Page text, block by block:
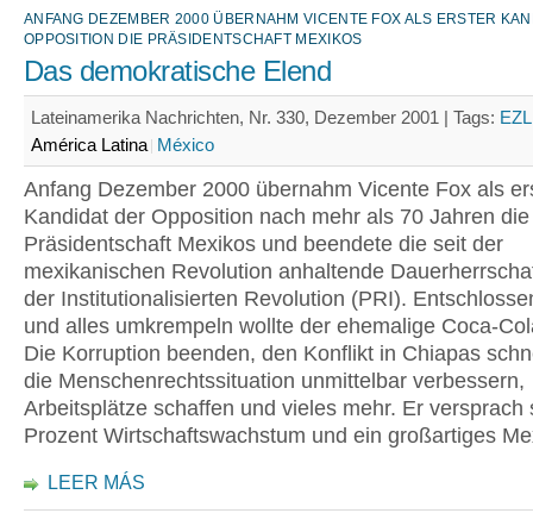
ANFANG DEZEMBER 2000 ÜBERNAHM VICENTE FOX ALS ERSTER
OPPOSITION DIE PRÄSIDENTSCHAFT MEXIKOS
Das demokratische Elend
Lateinamerika Nachrichten, Nr. 330, Dezember 2001 | Tags:
América Latina México
Anfang Dezember 2000 übernahm Vicente Fox als
Kandidat der Opposition nach mehr als 70 Jahren die
Präsidentschaft Mexikos und beendete die seit der
mexikanischen Revolution anhaltende
der Institutionalisierten Revolution (PRI).
und alles umkrempeln wollte der ehemalige Coca-
Die Korruption beenden, den Konflikt in Chiapas
die Menschenrechtssituation unmittelbar verbessern,
Arbeitsplätze schaffen und vieles mehr. Er versprach
Prozent Wirtschaftswachstum und ein großartiges
LEER MÁS